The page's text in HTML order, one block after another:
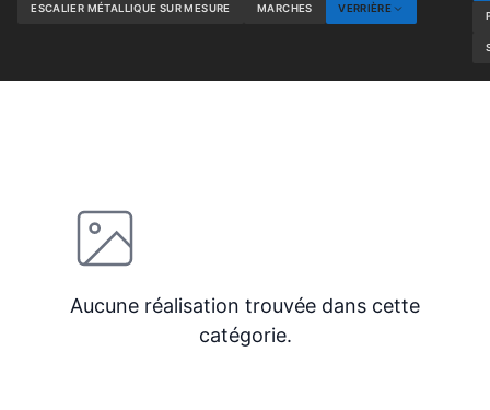
ESCALIER MÉTALLIQUE SUR MESURE MARCHES VERRIÈRE
Aucune réalisation trouvée dans cette
catégorie.